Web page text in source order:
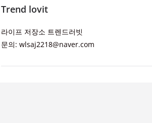
Trend lovit
라이프 저장소 트렌드러빗
문의: wlsaj2218@naver.com